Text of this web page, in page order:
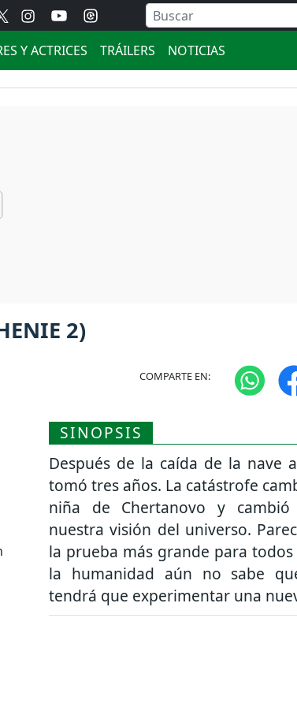
Y ACTRICES TRÁILERS NOTICIAS
2)
COMPARTE EN:
SINOPSIS
Después de la caída de la nave
tomó tres años. La catástrofe
niña de Chertanovo y cambió
nuestra visión del universo.
la prueba más grande para
la humanidad aún no sabe
tendrá que experimentar una